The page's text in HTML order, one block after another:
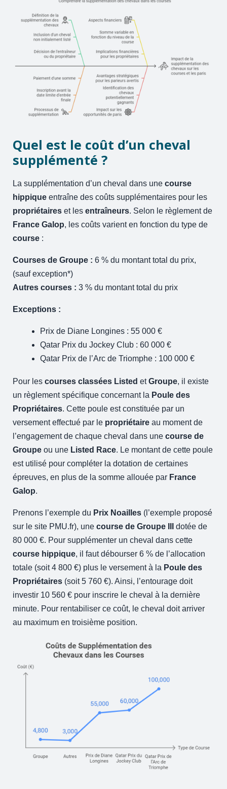
Quel est le coût d’un cheval
supplémenté ?
La supplémentation d’un cheval dans unecourse
hippique entraîne des coûts supplémentaires pour les
propriétaires et lesentraîneurs. Selon le règlement de
France Galop, les coûts varient en fonction du type de
course :
Courses de Groupe : 6 % du montant total du prix,
(sauf exception*)
Autres courses : 3 % du montant total du prix
Exceptions :
Prix de Diane Longines : 55 000 €
Qatar Prix du Jockey Club : 60 000 €
Qatar Prix de l’Arc de Triomphe : 100 000 €
Pour lescourses classées Listed etGroupe, il existe
un règlement spécifique concernant la Poule des
Propriétaires. Cette poule est constituée par un
versement effectué par le propriétaire au moment de
l’engagement de chaque cheval dans unecourse de
Groupe ou une Listed Race. Le montant de cette poule
est utilisé pour compléter la dotation de certaines
épreuves, en plus de la somme allouée par France
Galop.
Prenons l’exemple du Prix Noailles (l’exemple proposé
sur le site PMU.fr), unecourse de Groupe III
dotée de
80 000 €. Pour supplémenter un cheval dans cette
course hippique, il faut débourser 6 % de l’allocation
totale (soit 4 800 €) plus le versement à la Poule des
Propriétaires (soit 5 760 €). Ainsi, l’entourage doit
investir 10 560 € pour inscrire le cheval à la dernière
minute. Pour rentabiliser ce coût, le cheval doit arriver
au maximum en troisième position.